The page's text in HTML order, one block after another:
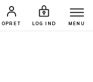
OPRET LOG IND MENU
SØG PROFIL